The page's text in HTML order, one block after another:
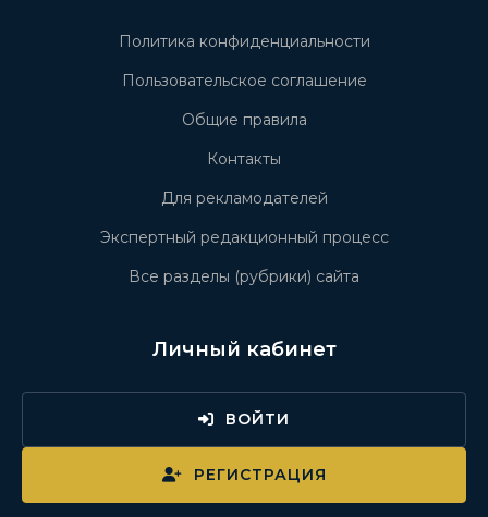
Политика конфиденциальности
Пользовательское соглашение
Общие правила
Контакты
Для рекламодателей
Экспертный редакционный процесс
Все разделы (рубрики) сайта
Личный кабинет
ВОЙТИ
РЕГИСТРАЦИЯ